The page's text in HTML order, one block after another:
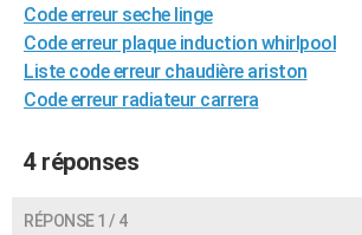
CARTE DE VOEUX
Carte de Noël
Carte Bonne année
Carte Saint-Valentin
Carte Pâques
Carte d'anniversaire
DICTIONNAIRE
Dictionnaire
Biographies
Citations
Expressions
Proverbes
PROGRAMME TV
COPAINS D'AVANT
Code erreur seche linge
Code erreur plaque induction whirlpool
Liste code erreur chaudière ariston
Code erreur radiateur carrera
4 réponses
RÉPONSE 1 / 4